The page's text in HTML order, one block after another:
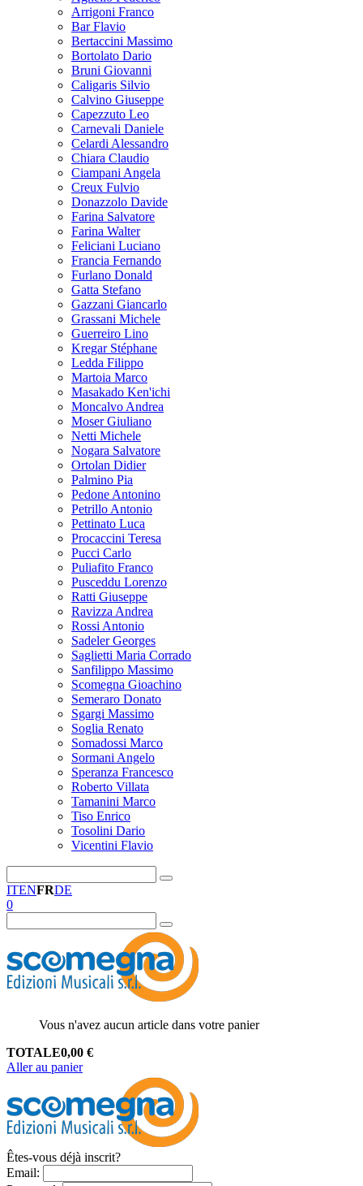
Arrigoni Franco
Bar Flavio
Bertaccini Massimo
Bortolato Dario
Bruni Giovanni
Caligaris Silvio
Calvino Giuseppe
Capezzuto Leo
Carnevali Daniele
Celardi Alessandro
Chiara Claudio
Ciampani Angela
Creux Fulvio
Donazzolo Davide
Farina Salvatore
Farina Walter
Feliciani Luciano
Francia Fernando
Furlano Donald
Gatta Stefano
Gazzani Giancarlo
Grassani Michele
Guerreiro Lino
Kregar Stéphane
Ledda Filippo
Martoia Marco
Masakado Ken'ichi
Moncalvo Andrea
Moser Giuliano
Netti Michele
Nogara Salvatore
Ortolan Didier
Palmino Pia
Pedone Antonino
Petrillo Antonio
Pettinato Luca
Procaccini Teresa
Pucci Carlo
Puliafito Franco
Pusceddu Lorenzo
Ratti Giuseppe
Ravizza Andrea
Rossi Antonio
Sadeler Georges
Saglietti Maria Corrado
Sanfilippo Massimo
Scomegna Gioachino
Semeraro Donato
Sgargi Massimo
Soglia Renato
Somadossi Marco
Sormani Angelo
Speranza Francesco
Roberto Villata
Tamanini Marco
Tiso Enrico
Tosolini Dario
Vicentini Flavio
ITENFRDE
0
Vous n'avez aucun article dans votre panier
TOTALE0,00 €
Aller au panier
Êtes-vous déjà inscrit?
Email: